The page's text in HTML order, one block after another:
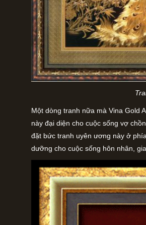
Một dòng tranh nữa mà Vina Gold
này đại diện cho cuộc sống vợ
đặt bức tranh uyên ương này ở
dưỡng cho cuộc sống hôn nhân,